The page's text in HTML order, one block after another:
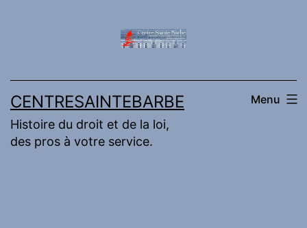
CENTRESAINTEBARBE
Histoire du droit et de la loi,
des pros à votre service.
Menu